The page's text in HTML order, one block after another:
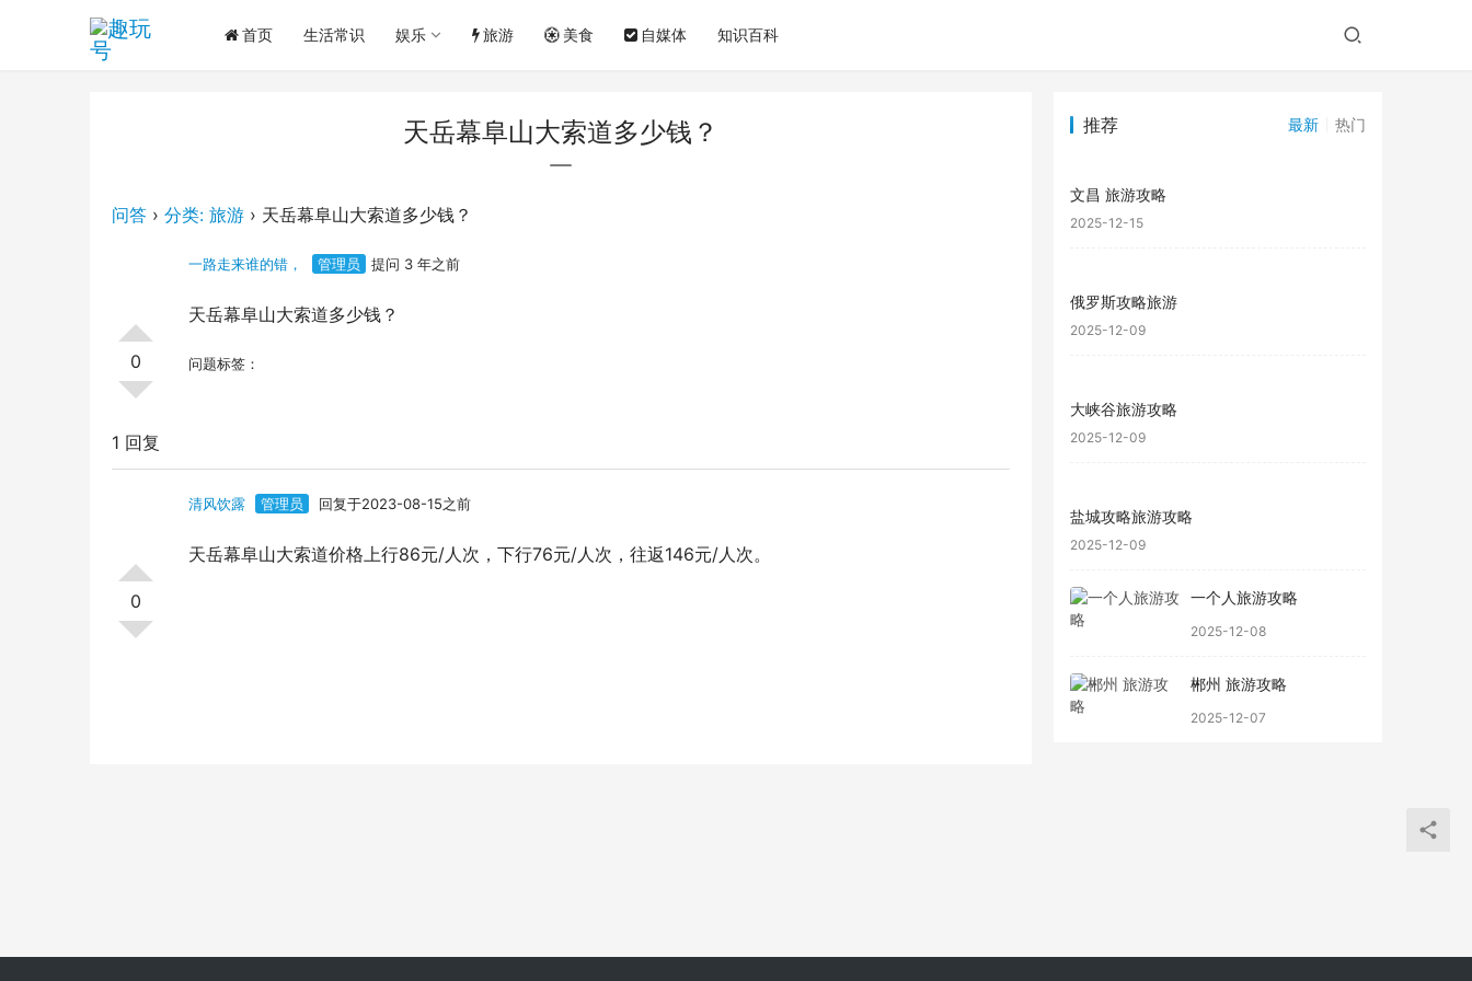
首页 生活常识 娱乐 旅游 美食 自媒体 知识百科
天岳幕阜山大索道多少钱？
问答 › 分类: 旅游 › 天岳幕阜山大索道多少钱？
0
一路走来谁的错， 管理员 提问 3 年之前
天岳幕阜山大索道多少钱？
问题标签：
1 回复
0
清风饮露 管理员 回复于2023-08-15之前
天岳幕阜山大索道价格上行86元/人次，下行76元/人次，往返146元/人次。
推荐 最新 热门
文昌 旅游攻略
2025-12-15
俄罗斯攻略旅游
2025-12-09
大峡谷旅游攻略
2025-12-09
盐城攻略旅游攻略
2025-12-09
一个人旅游攻略
2025-12-08
郴州 旅游攻略
2025-12-07